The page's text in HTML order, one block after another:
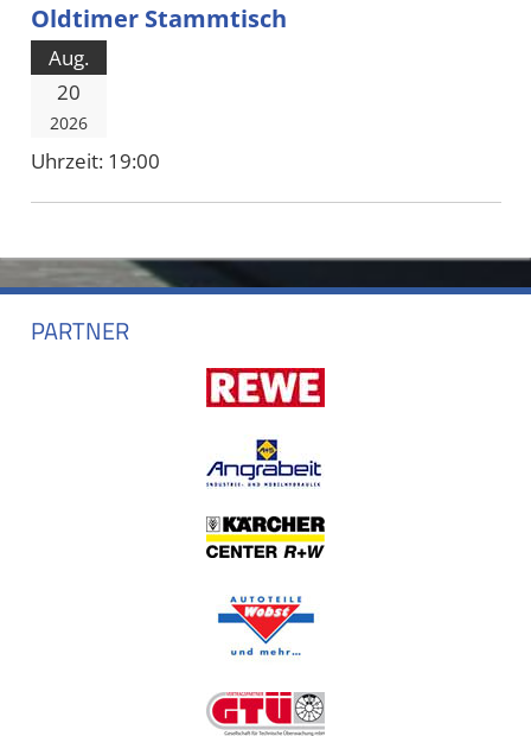
Oldtimer Stammtisch
Aug.
20
2026
Uhrzeit: 19:00
PARTNER